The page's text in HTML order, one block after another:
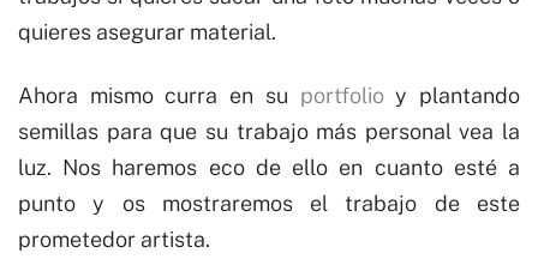
quieres asegurar material.
Ahora mismo curra en su portfolioy plantando
semillas para que su trabajomás personal vea la
luz. Nos haremos eco de ello en cuanto esté a
punto y os mostraremos el trabajo de este
prometedor artista.